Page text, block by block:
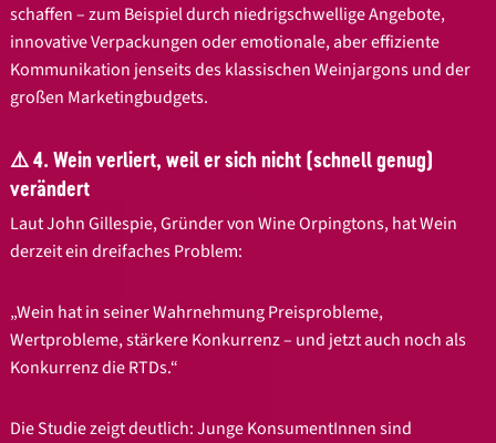
schaffen – zum Beispiel durch niedrigschwellige Angebote,
innovative Verpackungen oder emotionale, aber effiziente
Kommunikation jenseits des klassischen Weinjargons und der
großen Marketingbudgets.
⚠️ 4. Wein verliert, weil er sich nicht (schnell genug)
verändert
Laut John Gillespie, Gründer von Wine Orpingtons, hat Wein
derzeit ein dreifaches Problem:
„Wein hat in seiner Wahrnehmung Preisprobleme,
Wertprobleme, stärkere Konkurrenz – und jetzt auch noch als
Konkurrenz die RTDs.“
Die Studie zeigt deutlich: Junge KonsumentInnen sind